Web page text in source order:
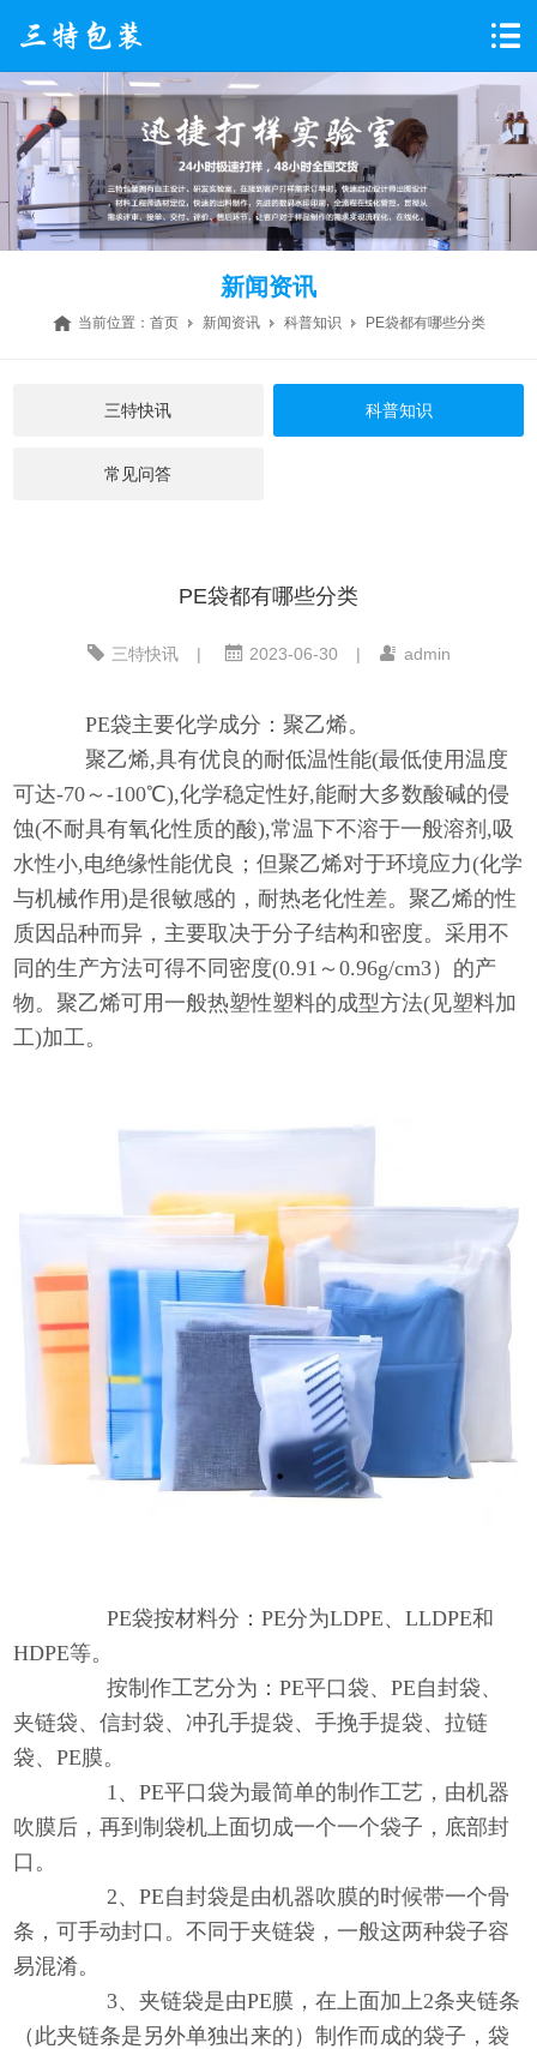
新闻资讯
当前位置： 首页 新闻资讯 科普知识 PE袋都有哪些分类
三特快讯 科普知识
常见问答
PE袋都有哪些分类
三特快讯 | 2023-06-30 | admin
PE袋主要化学成分：聚乙烯。
聚乙烯,具有优良的耐低温性能(最低使用温度
可达-70～-100℃),化学稳定性好,能耐大多数酸碱的侵
蚀(不耐具有氧化性质的酸),常温下不溶于一般溶剂,吸
水性小,电绝缘性能优良；但聚乙烯对于环境应力(化学
与机械作用)是很敏感的，耐热老化性差。聚乙烯的性
质因品种而异，主要取决于分子结构和密度。采用不
同的生产方法可得不同密度(0.91～0.96g/cm3）的产
物。聚乙烯可用一般热塑性塑料的成型方法(见塑料加
工)加工。
PE袋按材料分：PE分为LDPE、LLDPE和
HDPE等。
按制作工艺分为：PE平口袋、PE自封袋、
夹链袋、信封袋、冲孔手提袋、手挽手提袋、拉链
袋、PE膜。
1、PE平口袋为最简单的制作工艺，由机器
吹膜后，再到制袋机上面切成一个一个袋子，底部封
口。
2、PE自封袋是由机器吹膜的时候带一个骨
条，可手动封口。不同于夹链袋，一般这两种袋子容
易混淆。
3、夹链袋是由PE膜，在上面加上2条夹链条
（此夹链条是另外单独出来的）制作而成的袋子，袋